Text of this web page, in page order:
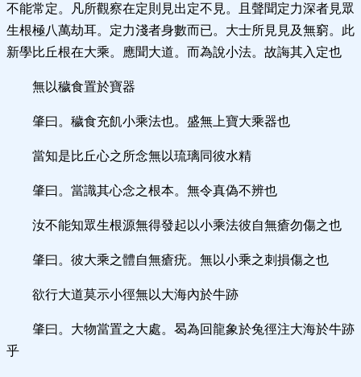
不能常定。凡所觀察在定則見出定不見。且聲聞定力深者見眾
生根極八萬劫耳。定力淺者身數而已。大士所見見及無窮。此
新學比丘根在大乘。應聞大道。而為說小法。故誨其入定也
無以穢食置於寶器
肇曰。穢食充飢小乘法也。盛無上寶大乘器也
當知是比丘心之所念無以琉璃同彼水精
肇曰。當識其心念之根本。無令真偽不辨也
汝不能知眾生根源無得發起以小乘法彼自無瘡勿傷之也
肇曰。彼大乘之體自無瘡疣。無以小乘之刺損傷之也
欲行大道莫示小徑無以大海內於牛跡
肇曰。大物當置之大處。曷為回龍象於兔徑注大海於牛跡
乎